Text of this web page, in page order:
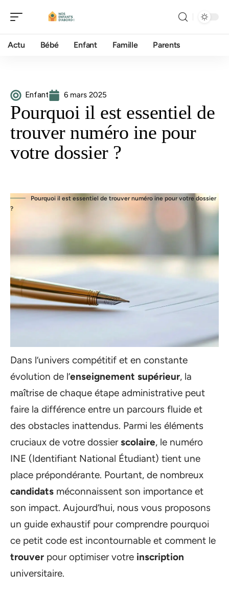
Actu Bébé Enfant Famille Parents
Enfant 6 mars 2025
Pourquoi il est essentiel de
trouver numéro ine pour
votre dossier ?
Pourquoi il est essentiel de trouver numéro ine pour votre dossier
?
Dans l’univers compétitif et en constante
évolution de l’enseignement supérieur, la
maîtrise de chaque étape administrative peut
faire la différence entre un parcours fluide et
des obstacles inattendus. Parmi les éléments
cruciaux de votre dossierscolaire, le numéro
INE (Identifiant National Étudiant) tient une
place prépondérante. Pourtant, de nombreux
candidats méconnaissent son importance et
son impact. Aujourd’hui, nous vous proposons
un guide exhaustif pour comprendre pourquoi
ce petit code est incontournable et comment le
trouver pour optimiser votre inscription
universitaire.